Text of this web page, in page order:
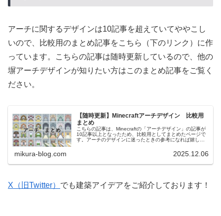
アーチに関するデザインは10記事を超えていてややこし
いので、比較用のまとめ記事をこちら（下のリンク）に作
っています。こちらの記事は随時更新しているので、他の
塀アーチデザインが知りたい方はこのまとめ記事をご覧く
ださい。
【随時更新】Minecraftアーチデザイン 比較用
まとめ
こちらの記事は、Minecraftの「アーチデザイン」の記事が
10記事以上となったため、比較用としてまとめたページで
す。アーチのデザインに迷ったときの参考になれば嬉しい
mikura-blog.com 2025.12.06
X（旧Twitter） でも建築アイデアをご紹介しております！